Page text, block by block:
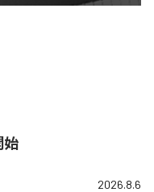
始
2026.8.6